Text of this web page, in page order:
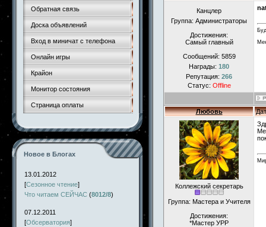
Обратная связь
Доска объявлений
Вход в миничат с телефона
Онлайн игры
Крайон
Монитор состояния
Страница оплаты
Новое в Блогах
13.01.2012
[Сезонное чтение]
Что читаем СЕЙЧАС (8012/8)
07.12.2011
[Обсерватория]
Канцлер
Группа: Администраторы
Достижения:
Самый главный
Сообщений: 5859
Награды: 180
Репутация: 266
Статус: Offline
Любовь
Коллежский секретарь
Группа: Мастера и Учителя
Достижения:
*Мастер УРР